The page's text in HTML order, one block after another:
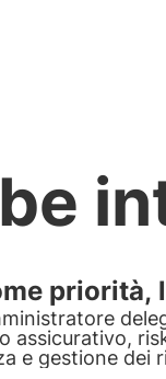
priorità,
risk
e gestione dei